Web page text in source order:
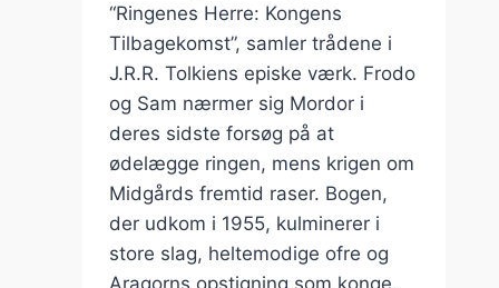
“Ringenes Herre: Kongens
Tilbagekomst”, samler trådene i
J.R.R. Tolkiens episke værk. Frodo
og Sam nærmer sig Mordor i
deres sidste forsøg på at
ødelægge ringen, mens krigen om
Midgårds fremtid raser. Bogen,
der udkom i 1955, kulminerer i
store slag, heltemodige ofre og
Aragorns opstigning som konge.